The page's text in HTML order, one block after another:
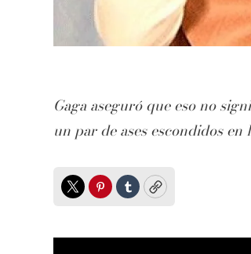
Gaga aseguró que eso no
un par de ases escondidos en
TwitterPinterest
TumblrCopy